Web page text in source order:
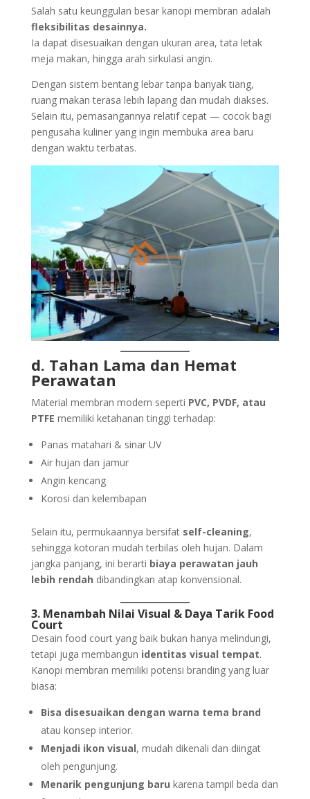
Salah satu keunggulan besar kanopi membran adalah
fleksibilitas desainnya.
Ia dapat disesuaikan dengan ukuran area, tata letak
meja makan, hingga arah sirkulasi angin.
Dengan sistem bentang lebar tanpa banyak tiang,
ruang makan terasa lebih lapang dan mudah diakses.
Selain itu, pemasangannya relatif cepat — cocok bagi
pengusaha kuliner yang ingin membuka area baru
dengan waktu terbatas.
d. Tahan Lama dan Hemat
Perawatan
Material membran modern seperti PVC, PVDF, atau
PTFE memiliki ketahanan tinggi terhadap:
Panas matahari & sinar UV
Air hujan dan jamur
Angin kencang
Korosi dan kelembapan
Selain itu, permukaannya bersifat self-cleaning,
sehingga kotoran mudah terbilas oleh hujan. Dalam
jangka panjang, ini berarti biaya perawatan jauh
lebih rendah dibandingkan atap konvensional.
3. Menambah Nilai Visual & Daya Tarik Food
Court
Desain food court yang baik bukan hanya melindungi,
tetapi juga membangun identitas visual tempat.
Kanopi membran memiliki potensi branding yang luar
biasa:
Bisa disesuaikan dengan warna tema brand
atau konsep interior.
Menjadi ikon visual, mudah dikenali dan diingat
oleh pengunjung.
Menarik pengunjung baru karena tampil beda dan